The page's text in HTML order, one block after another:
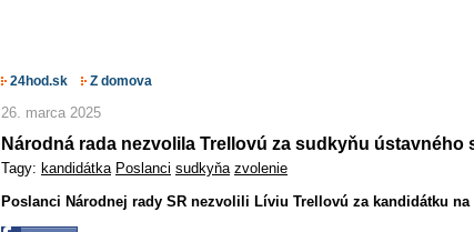
24hod.sk Z domova
26. marca 2025
Národná rada nezvolila Trellovú za sudkyňu
Tagy: kandidátka Poslanci sudkyňa zvolenie
Poslanci Národnej rady SR nezvolili Líviu Trellovú za kandidátku na